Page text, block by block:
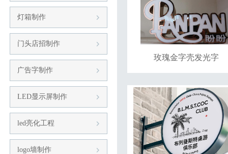
灯箱制作
门头店招制作
广告字制作
LED显示屏制作
led亮化工程
logo墙制作
玫瑰金字壳发光字